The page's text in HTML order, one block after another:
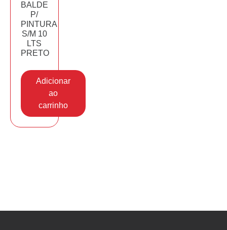
BALDE
P/
PINTURA
S/M 10
LTS
PRETO
Adicionar
ao
carrinho